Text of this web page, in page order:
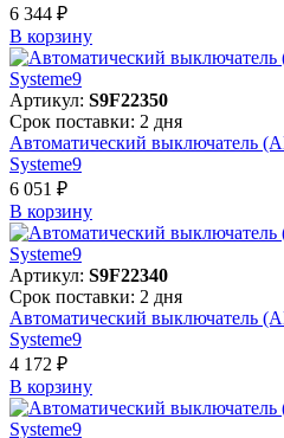
6 344 ₽
В корзинy
Артикул: S9F22350
Срок поставки: 2 дня
Автоматический выключатель
Systeme9
6 051 ₽
В корзинy
Артикул: S9F22340
Срок поставки: 2 дня
Автоматический выключатель
Systeme9
4 172 ₽
В корзинy